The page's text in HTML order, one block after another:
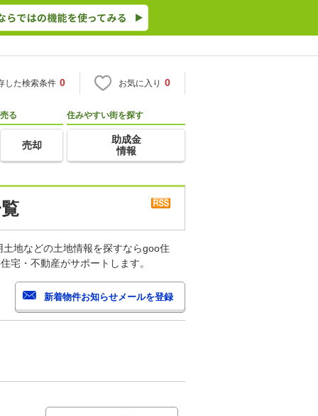
した検索条件 0 お気に入り 0
売る
売却
住みやすい街を探す
助成金
情報
地などの土地情報を探すならgoo住
宅・不動産がサポートします。